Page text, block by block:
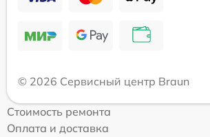
© 2026 Сервисный центр Braun
Стоимость ремонта
Оплата и доставка